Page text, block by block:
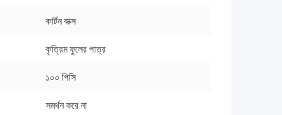
কার্টন বাক্স
কৃত্রিম ফুলের পাত্র
১০০ পিসি
সমর্থন করে না